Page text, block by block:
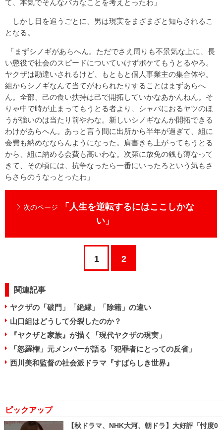
て、本気でそんなバカなことを考えとったわ」
しかし日を追うごとに、男は現実をまざまざと知らされるこ
となる。
「まずシノギがあらへん。ただでさえ周りも不景気な上に、長
い懲役で社会のスピードについていけずボケてもうとるやろ。
ヤクザは勘違いされるけど、もともと個人事業主の集合体や。
組からシノギなんて当てがわられたりすることはまずあらへ
ん。全部、己の食い扶持は己で開拓していかなあかんねん。そ
りゃ中で時が止まってもうとる者より、シャバにおるヤツのほ
うが強いのは当たり前やわな。新しいシノギなんか開拓できる
わけがあらへん。あっと言う間に出所から半年が過ぎて、組に
会費も納めなならんようになった。肩書きも上がってもうとる
から、組に納める会費も高いわな。次第に放免の銭も薄なって
きて、その頃には、抗争なったら一番にいったろという気もさ
らさらのうなっとったわ」
次のページ
「人生を逆転するにはここしかな
い」
1 2
関連記事
ヤクザの「破門」「絶縁」「除籍」の違い
山口組はどうして分裂したのか？
『ヤクザと家族』が描く「現代ヤクザの現実」
「怒羅権」元メンバーが語る「犯罪者にとっての反省」
西川美和監督の社会派ドラマ『すばらしき世界』
ピックアップ
【秋ドラマ、NHK大河、朝ドラ】大好評「忖度0